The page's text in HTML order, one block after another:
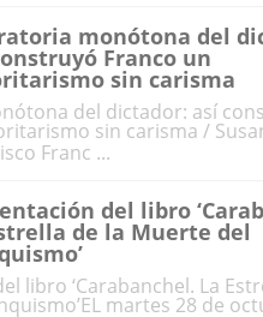
monótona del
Franco un
sin carisma
del dictador: así
sin carisma /
Franc ...
del libro
de la Muerte del
libro ‘Carabanchel. La
martes 28 de